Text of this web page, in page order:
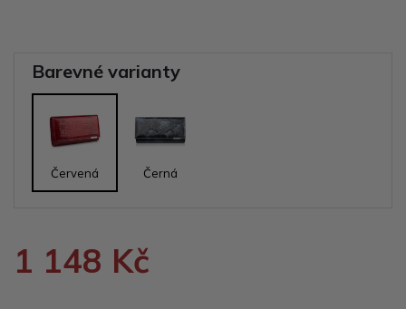
Barevné varianty
Červená Černá
1 148 Kč